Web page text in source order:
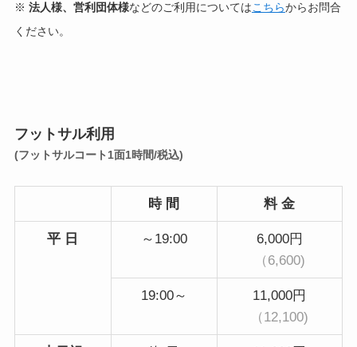
※ 法人様、営利団体様などのご利用についてはこちらからお問合
ください。
フットサル利用
(フットサルコート1面1時間/税込)
時 間 料 金
平 日 ～19:00
6,000円
（6,600)
19:00～
11,000円
（12,100)